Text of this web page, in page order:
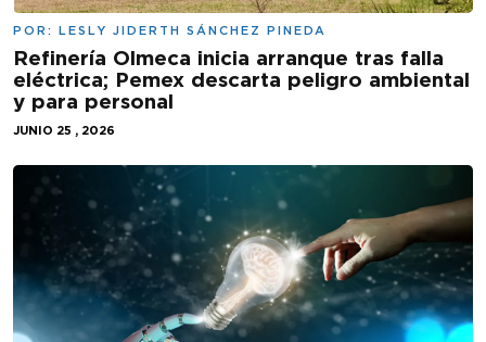
POR: LESLY JIDERTH SÁNCHEZ PINEDA
Refinería Olmeca inicia arranque tras falla
eléctrica; Pemex descarta peligro ambiental
y para personal
JUNIO 25 , 2026